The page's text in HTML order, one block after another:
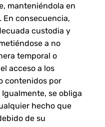
manteniéndola en
En consecuencia,
custodia y
a no
temporal o
acceso a los
contenidos por
se obliga
hecho que
de su